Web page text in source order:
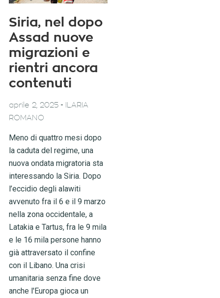
Siria, nel dopo
Assad nuove
migrazioni e
rientri ancora
contenuti
aprile 2, 2025-
ILARIA
ROMANO
Meno di quattro mesi dopo
la caduta del regime, una
nuova ondata migratoria sta
interessando la Siria. Dopo
l’eccidio degli alawiti
avvenuto fra il 6 e il 9 marzo
nella zona occidentale, a
Latakia e Tartus, fra le 9 mila
e le 16 mila persone hanno
già attraversato il confine
con il Libano. Una crisi
umanitaria senza fine dove
anche l'Europa gioca un